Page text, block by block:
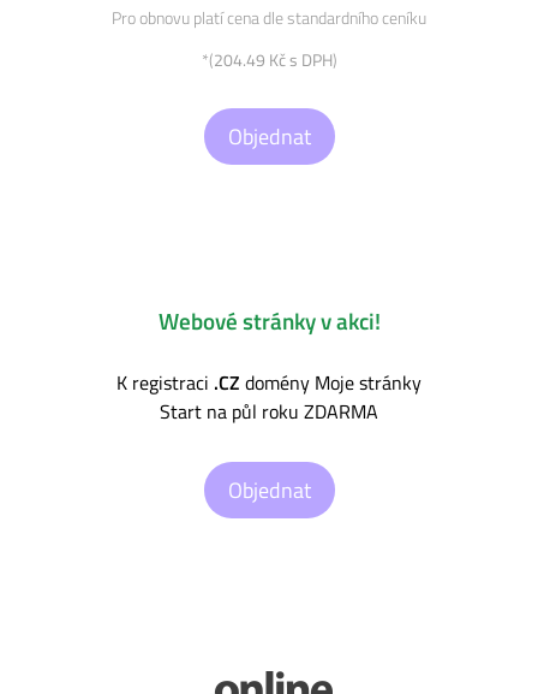
Pro obnovu platí cena dle standardního ceníku
*(204.49 Kč s DPH)
Objednat
Webové stránky v akci!
K registraci .CZ domény Moje stránky
Start na půl roku ZDARMA
Objednat